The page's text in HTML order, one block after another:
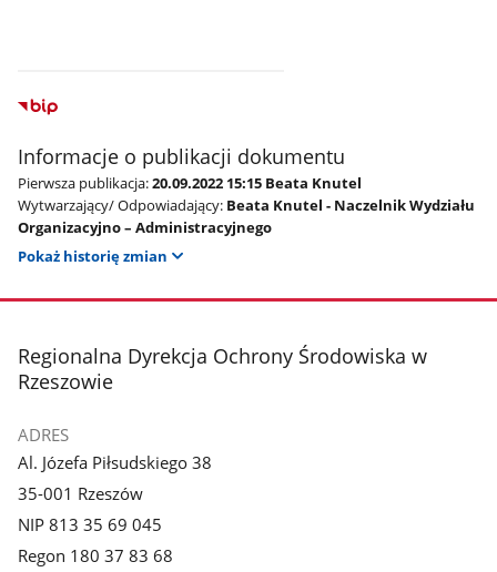
Informacje o publikacji dokumentu
Pierwsza publikacja:20.09.2022 15:15 Beata Knutel
Wytwarzający/ Odpowiadający: Beata Knutel - Naczelnik Wydziału
Organizacyjno – Administracyjnego
Pokaż historię zmian
stopka
Regionalna Dyrekcja Ochrony Środowiska w
Rzeszowie
ADRES
Al. Józefa Piłsudskiego 38
35-001 Rzeszów
NIP 813 35 69 045
Regon 180 37 83 68